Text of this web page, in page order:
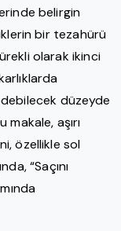
belirgin
bir tezahürü
olarak ikinci
düzeyde
aşırı
özellikle sol
“Saçını